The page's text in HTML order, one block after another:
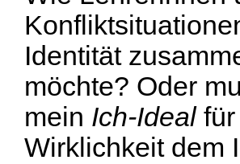
Identität
möchte? Oder
mein Ich-Idealfür
Wirklichkeit dem